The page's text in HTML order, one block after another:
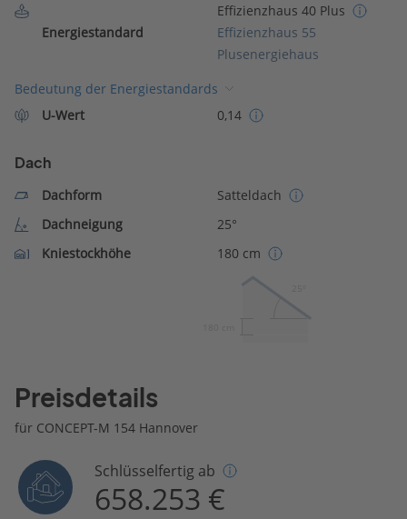
Energiestandard
Effizienzhaus 40 Plus
Effizienzhaus 55
Plusenergiehaus
Bedeutung der Energiestandards
U-Wert
0,14
Dach
Dachform
Satteldach
Dachneigung
25°
Kniestockhöhe
180 cm
Preisdetails
für CONCEPT-M 154 Hannover
Schlüsselfertig ab
658.253 €